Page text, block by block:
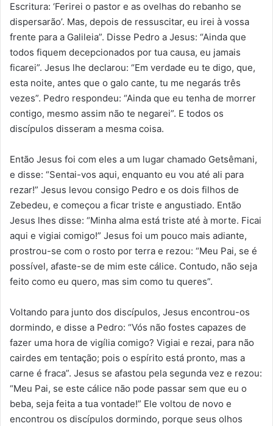
Escritura: ‘Ferirei o pastor e as ovelhas do rebanho se
dispersarão’. Mas, depois de ressuscitar, eu irei à vossa
frente para a Galileia”. Disse Pedro a Jesus: “Ainda que
todos fiquem decepcionados por tua causa, eu jamais
ficarei”. Jesus lhe declarou: “Em verdade eu te digo, que,
esta noite, antes que o galo cante, tu me negarás três
vezes”. Pedro respondeu: “Ainda que eu tenha de morrer
contigo, mesmo assim não te negarei”. E todos os
discípulos disseram a mesma coisa.
Então Jesus foi com eles a um lugar chamado Getsêmani,
e disse: “Sentai-vos aqui, enquanto eu vou até ali para
rezar!” Jesus levou consigo Pedro e os dois filhos de
Zebedeu, e começou a ficar triste e angustiado. Então
Jesus lhes disse: “Minha alma está triste até à morte. Ficai
aqui e vigiai comigo!” Jesus foi um pouco mais adiante,
prostrou-se com o rosto por terra e rezou: “Meu Pai, se é
possível, afaste-se de mim este cálice. Contudo, não seja
feito como eu quero, mas sim como tu queres”.
Voltando para junto dos discípulos, Jesus encontrou-os
dormindo, e disse a Pedro: “Vós não fostes capazes de
fazer uma hora de vigília comigo? Vigiai e rezai, para não
cairdes em tentação; pois o espírito está pronto, mas a
carne é fraca”. Jesus se afastou pela segunda vez e rezou:
“Meu Pai, se este cálice não pode passar sem que eu o
beba, seja feita a tua vontade!” Ele voltou de novo e
encontrou os discípulos dormindo, porque seus olhos